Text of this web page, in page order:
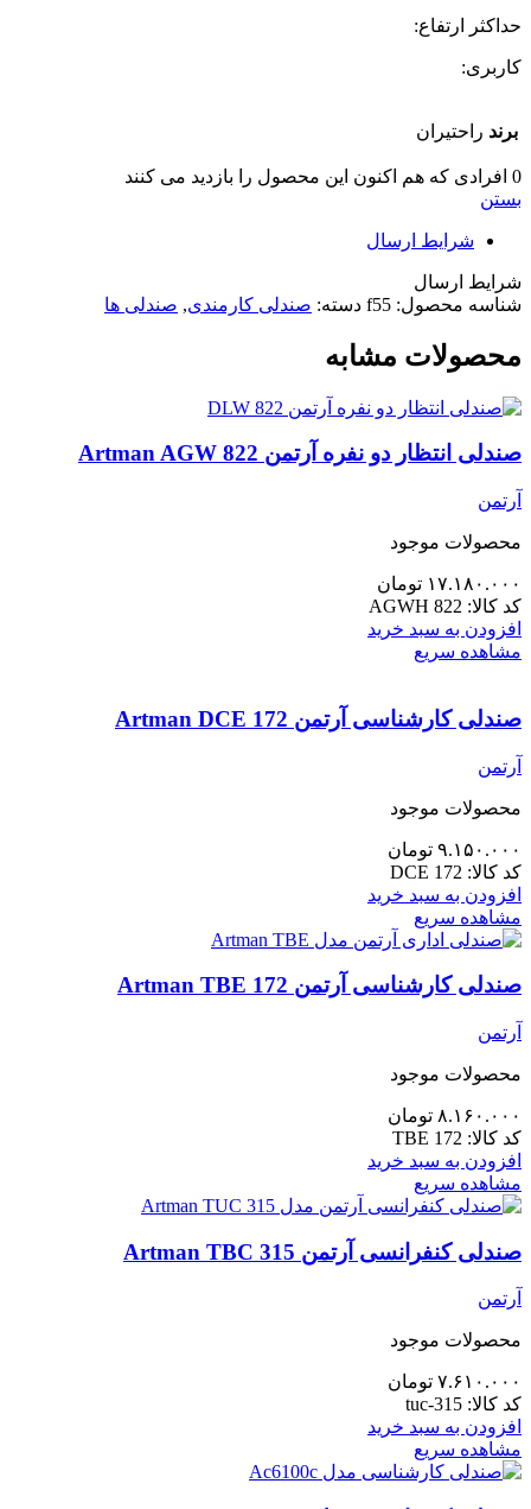
حداکثر ارتفاع:
کاربری:
برند راحتیران
0 افرادی که هم اکنون این محصول را بازدید می کنند
بستن
شرایط ارسال
شرایط ارسال
شناسه محصول: f55 دسته: صندلی کارمندی, صندلی ها
محصولات مشابه
صندلی انتظار دو نفره آرتمن Artman AGW 822
آرتمن
محصولات موجود
۱۷.۱۸۰.۰۰۰ تومان
کد کالا: AGWH 822
افزودن به سبد خرید
مشاهده سریع
صندلی کارشناسی آرتمن Artman DCE 172
آرتمن
محصولات موجود
۹.۱۵۰.۰۰۰ تومان
کد کالا: DCE 172
افزودن به سبد خرید
مشاهده سریع
صندلی کارشناسی آرتمن 172 Artman TBE
آرتمن
محصولات موجود
۸.۱۶۰.۰۰۰ تومان
کد کالا: TBE 172
افزودن به سبد خرید
مشاهده سریع
صندلی کنفرانسی آرتمن Artman TBC 315
آرتمن
محصولات موجود
۷.۶۱۰.۰۰۰ تومان
کد کالا: tuc-315
افزودن به سبد خرید
مشاهده سریع